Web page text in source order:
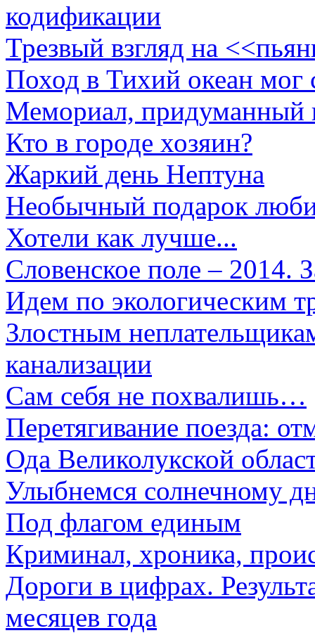
кодификации
Трезвый взгляд на
Поход в Тихий океан
Мемориал, придуманный
Кто в городе хозяин?
Жаркий день Нептуна
Необычный подарок
Хотели как лучше...
Словенское поле – 2014.
Идем по экологическим
Злостным
канализации
Сам себя не похвалишь…
Перетягивание поезда:
Ода Великолукской
Улыбнемся солнечному
Под флагом единым
Криминал, хроника,
Дороги в цифрах.
месяцев года